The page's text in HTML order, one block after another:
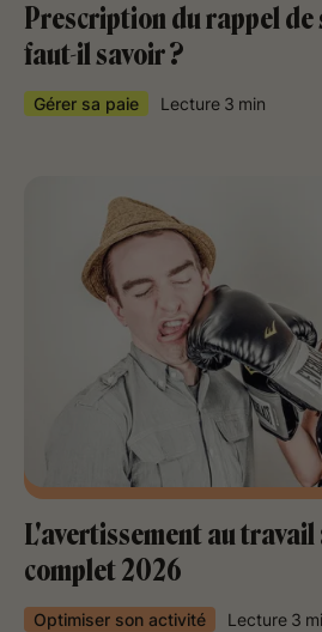
Prescription du rappel de
faut-il savoir ?
Gérer sa paie Lecture 3 min
L'avertissement au travail
complet 2026
Optimiser son activité Lecture 3